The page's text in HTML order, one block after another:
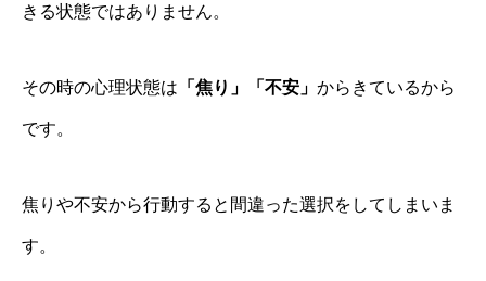
きる状態ではありません。
その時の心理状態は 「焦り」「不安」 からきているから
です。
焦りや不安から行動すると間違った選択をしてしまいま
す。